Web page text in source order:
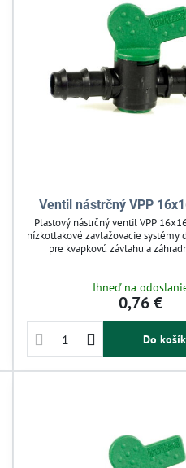
Ventil nástrčný VPP
Plastový nástrčný ventil VPP
nízkotlakové zavlažovacie systémy
pre kvapkovú závlahu a
zaručuje spoľahlivú reguláciu
voči UV žiareniu. Vhodný pre
zavlažovanie s presným
Ihneď na
0,76 €
Do